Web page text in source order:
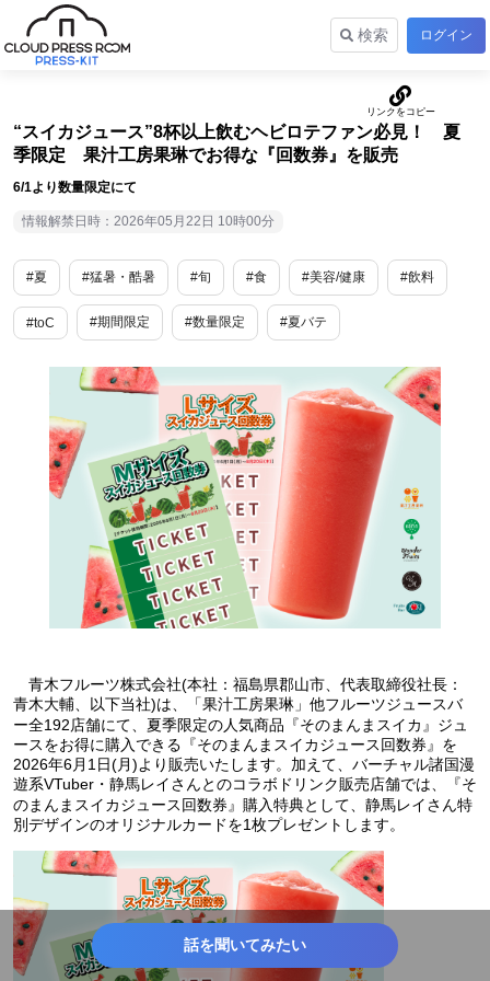
検索 ログイン
“スイカジュース”8杯以上飲むヘビロテファン必見！ 夏
季限定 果汁工房果琳でお得な『回数券』を販売
6/1より数量限定にて
情報解禁日時：2026年05月22日 10時00分
#夏 #猛暑・酷暑 #旬 #食 #美容/健康 #飲料
#toC #期間限定 #数量限定 #夏バテ
青木フルーツ株式会社(本社：福島県郡山市、代表取締役社長：
青木大輔、以下当社)は、「果汁工房果琳」他フルーツジュースバ
ー全192店舗にて、夏季限定の人気商品『そのまんまスイカ』ジュ
ースをお得に購入できる『そのまんまスイカジュース回数券』を
2026年6月1日(月)より販売いたします。加えて、バーチャル諸国漫
遊系VTuber・静馬レイさんとのコラボドリンク販売店舗では、『そ
のまんまスイカジュース回数券』購入特典として、静馬レイさん特
別デザインのオリジナルカードを1枚プレゼントします。
話を聞いてみたい